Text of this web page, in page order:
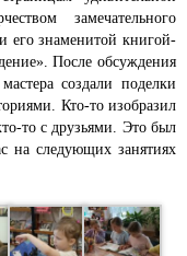
замечательного
его знаменитой книгой-
После обсуждения
создали поделки
Кто-то изобразил
то с друзьями. Это был
на следующих занятиях